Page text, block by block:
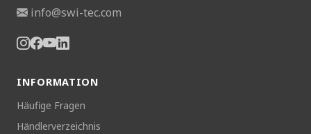
info@swi-tec.com
INFORMATION
Häufige Fragen
Händlerverzeichnis